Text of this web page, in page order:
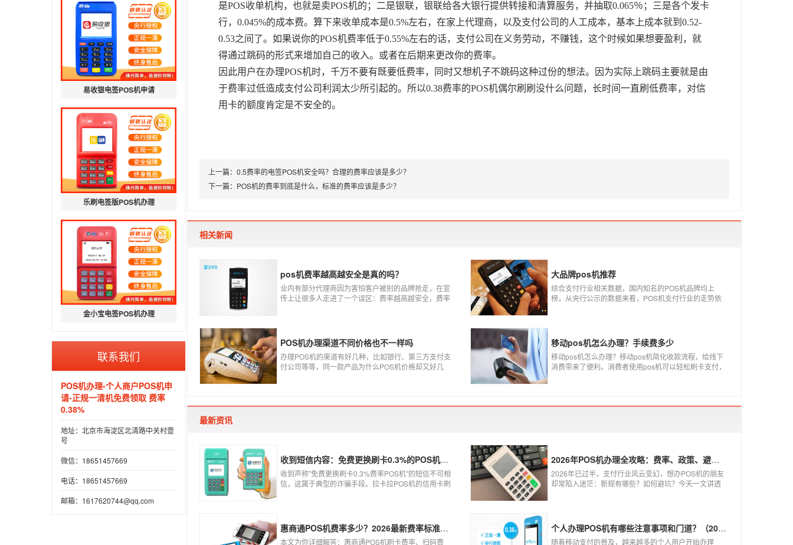
易收银电签POS机申请
乐刷电签版POS机办理
金小宝电签POS机办理
联系我们
POS机办理-个人商户POS机申
请-正规一清机免费领取 费率
0.38%
地址：北京市海淀区北清路中关村壹
号
微信：18651457669
电话：18651457669
邮箱：1617620744@qq.com
是POS收单机构，也就是卖POS机的；二是银联，银联给各大银行提供转接和清算服务，并抽取0.065％；三是各个发卡
行，0.045%的成本费。算下来收单成本是0.5%左右，在家上代理商，以及支付公司的人工成本，基本上成本就到0.52-
0.53之间了。如果说你的POS机费率低于0.55%左右的话，支付公司在义务劳动，不赚钱，这个时候如果想要盈利，就
得通过跳码的形式来增加自己的收入。或者在后期来更改你的费率。
因此用户在办理POS机时，千万不要有既要低费率，同时又想机子不跳码这种过份的想法。因为实际上跳码主要就是由
于费率过低造成支付公司利润太少所引起的。所以0.38费率的POS机偶尔刷刷没什么问题，长时间一直刷低费率，对信
用卡的额度肯定是不安全的。
上一篇： 0.5费率的电签POS机安全吗？合理的费率应该是多少？
下一篇： POS机的费率到底是什么，标准的费率应该是多少？
相关新闻
pos机费率越高越安全是真的吗？
业内有部分代理商因为害怕客户被别的品牌抢走，在宣
传上让很多人走进了一个误区：费率越高越安全，费率
大品牌pos机推荐
综合支付行业相关数据，国内知名的POS机品牌均上
榜，从央行公示的数据来看，POS机支付行业的走势依
POS机的时候，一定认证正规一清机。
POS机办理渠道不同价格也不一样吗
办理POS机的渠道有好几种，比如银行、第三方支付支
付公司等等，同一款产品为什么POS机价格却又好几
移动pos机怎么办理？手续费多少
移动pos机怎么办理？移动pos机简化收款流程，给线下
消费带来了便利。消费者使用pos机可以轻松刷卡支付，
最新资讯
收到短信内容：免费更换刷卡0.3%的POS机，可以相信吗？
收到声称"免费更换刷卡0.3%费率POS机"的短信不可相
信，这属于典型的诈骗手段。拉卡拉POS机的信用卡刷
2026年POS机办理全攻略：费率、政策、避坑一篇讲清
2026年已过半，支付行业风云变幻，想办POS机的朋友
却常陷入迷茫：新规有哪些？如何避坑？今天一文讲透
惠商通POS机费率多少？2026最新费率标准及办理全攻略
本文为你详细解答：惠商通POS机刷卡费率、扫码费
个人办理POS机有哪些注意事项和门道？（2026最新避坑指南）
随着移动支付的普及，越来越多的个人用户开始办理